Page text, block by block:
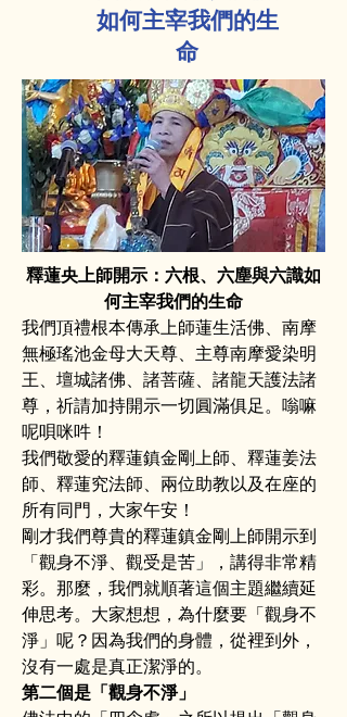
如何主宰我們的生
命
釋蓮央上師開示：六根、六塵與六識如
何主宰我們的生命
我們頂禮根本傳承上師蓮生活佛、南摩
無極瑤池金母大天尊、主尊南摩愛染明
王、壇城諸佛、諸菩薩、諸龍天護法諸
尊，祈請加持開示一切圓滿俱足。嗡嘛
呢唄咪吽！
我們敬愛的釋蓮鎮金剛上師、釋蓮姜法
師、釋蓮究法師、兩位助教以及在座的
所有同門，大家午安！
剛才我們尊貴的釋蓮鎮金剛上師開示到
「觀身不淨、觀受是苦」，講得非常精
彩。那麼，我們就順著這個主題繼續延
伸思考。大家想想，為什麼要「觀身不
淨」呢？因為我們的身體，從裡到外，
沒有一處是真正潔淨的。
第二個是「觀身不淨」